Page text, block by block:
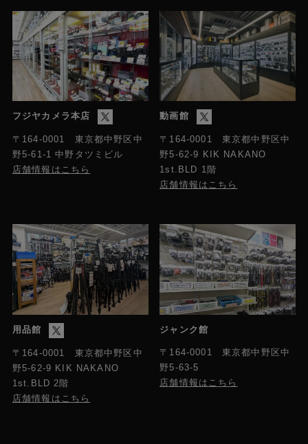
カメラ
最低被写体照度
60i/50i切換: [60i(NTSC)]
スタンダード時：3lux（シャッタースピード1/60秒、
Gain 33dB）
60i/50i切換: [50i(PAL)]
スタンダード時：3lux（シャッタースピード1/50秒、
、60i/50i切換: [60i(NTSC)]
ローラクスモード時：1.7lux（シャッタースピード
1/30秒、Gain 33dB）
ャッタースピード1/60秒)
ナイトショット
〇（ナイトショットライト内蔵）
手ブレ補正機能
〇光学式（アクティブレンズ方式、アクティブモー
ド搭載）
最短撮影距離
約1cm(ワイド端)、約100ｃｍ（テレ端）
フジヤカメラ本店
〒164-0001 東京都中野区中
野5-61-1 中野タツミビル
店舗情報はこちら
動画館
〒164-0001 東京都中野区中
野5-62-9 KIK NAKANO
1st.BLD 1階
店舗情報はこちら
用品館
〒164-0001 東京都中野区中
野5-62-9 KIK NAKANO
1st.BLD 2階
店舗情報はこちら
ジャンク館
〒164-0001 東京都中野区中
野5-63-5
店舗情報はこちら